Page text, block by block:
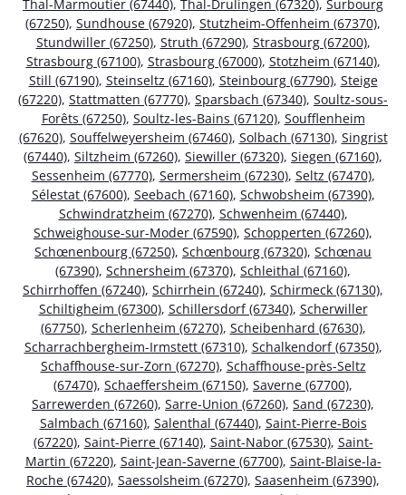
Thal-Marmoutier (67440), Thal-Drulingen (67320), Surbourg
(67250), Sundhouse (67920), Stutzheim-Offenheim (67370),
Stundwiller (67250), Struth (67290), Strasbourg (67200),
Strasbourg (67100), Strasbourg (67000), Stotzheim (67140),
Still (67190), Steinseltz (67160), Steinbourg (67790), Steige
(67220), Stattmatten (67770), Sparsbach (67340), Soultz-sous-
Forêts (67250), Soultz-les-Bains (67120), Soufflenheim
(67620), Souffelweyersheim (67460), Solbach (67130), Singrist
(67440), Siltzheim (67260), Siewiller (67320), Siegen (67160),
Sessenheim (67770), Sermersheim (67230), Seltz (67470),
Sélestat (67600), Seebach (67160), Schwobsheim (67390),
Schwindratzheim (67270), Schwenheim (67440),
Schweighouse-sur-Moder (67590), Schopperten (67260),
Schœnenbourg (67250), Schœnbourg (67320), Schœnau
(67390), Schnersheim (67370), Schleithal (67160),
Schirrhoffen (67240), Schirrhein (67240), Schirmeck (67130),
Schiltigheim (67300), Schillersdorf (67340), Scherwiller
(67750), Scherlenheim (67270), Scheibenhard (67630),
Scharrachbergheim-Irmstett (67310), Schalkendorf (67350),
Schaffhouse-sur-Zorn (67270), Schaffhouse-près-Seltz
(67470), Schaeffersheim (67150), Saverne (67700),
Sarrewerden (67260), Sarre-Union (67260), Sand (67230),
Salmbach (67160), Salenthal (67440), Saint-Pierre-Bois
(67220), Saint-Pierre (67140), Saint-Nabor (67530), Saint-
Martin (67220), Saint-Jean-Saverne (67700), Saint-Blaise-la-
Roche (67420), Saessolsheim (67270), Saasenheim (67390),